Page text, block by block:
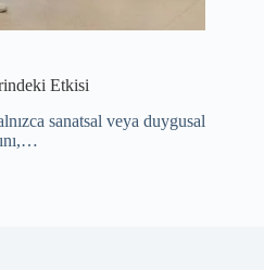
Etkisi
sanatsal veya duygusal